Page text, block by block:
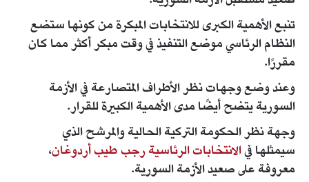
تنبع الأهمية الكبرى للانتخابات المبكرة من كونها ستضع
النظام الرئاسي موضع التنفيذ في وقت مبكر أكثر مما كان
مقررًا.
وعند وضع وجهات نظر الأطراف المتصارعة في الأزمة
السورية يتضح أيضًا مدى الأهمية الكبيرة للقرار.
وجهة نظر الحكومة التركية الحالية والمرشح الذي
سيمثلها فيالانتخابات الرئاسيةرجب طيب أردوغان،
معروفة على صعيد الأزمة السورية.